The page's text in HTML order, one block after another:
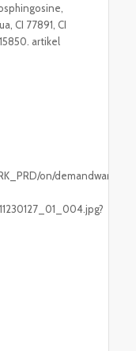
CI 77891, CI
artikel
on/